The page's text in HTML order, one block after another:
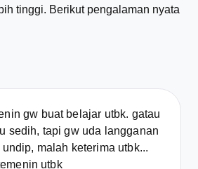
tinggi. Berikut pengalaman nyata
gw buat belajar utbk. gatau
sedih, tapi gw uda langganan
malah keterima utbk...
utbk